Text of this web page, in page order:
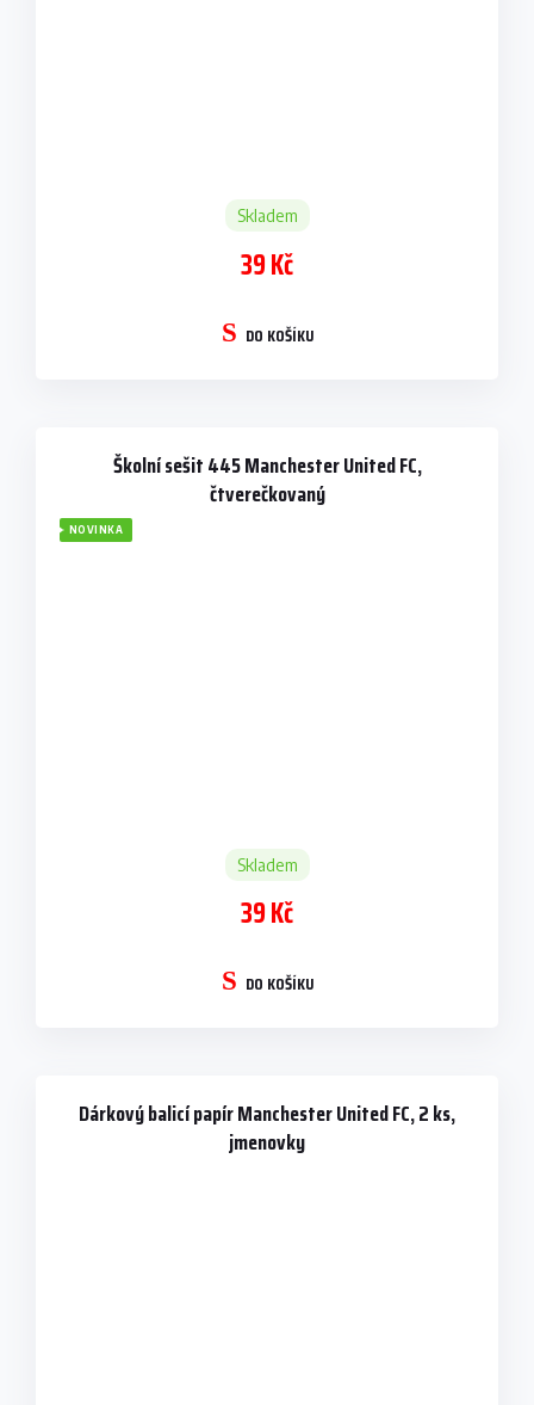
Skladem
39 Kč
DO KOŠÍKU
Školní sešit 445 Manchester United FC,
čtverečkovaný
NOVINKA
Skladem
39 Kč
DO KOŠÍKU
Dárkový balicí papír Manchester United FC, 2 ks,
jmenovky